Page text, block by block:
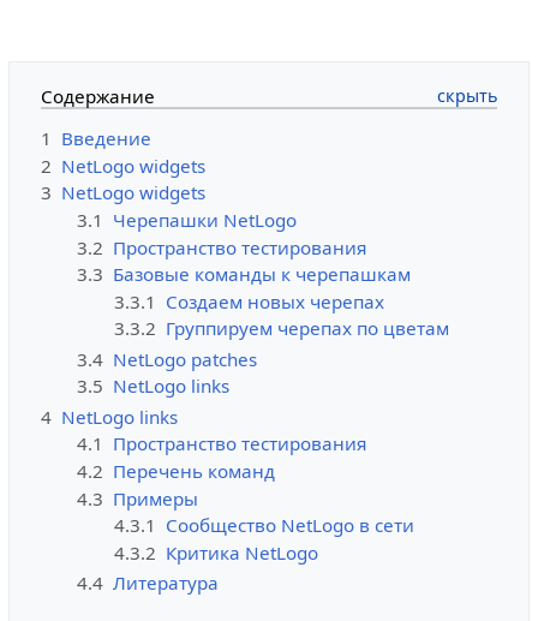
Содержание
1 Введение
2 NetLogo widgets
3 NetLogo widgets
3.1 Черепашки NetLogo
3.2 Пространство тестирования
3.3 Базовые команды к черепашкам
3.3.1 Создаем новых черепах
3.3.2 Группируем черепах по цветам
3.4 NetLogo patches
3.5 NetLogo links
4 NetLogo links
4.1 Пространство тестирования
4.2 Перечень команд
4.3 Примеры
4.3.1 Сообщество NetLogo в сети
4.3.2 Критика NetLogo
4.4 Литература